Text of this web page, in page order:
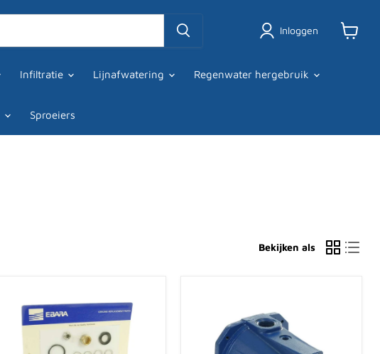
Inloggen
Infiltratie Lijnafwatering Regenwater hergebruik
Sproeiers
Bekijken als